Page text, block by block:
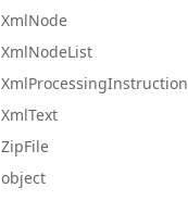
XmlNode
XmlNodeList
XmlProcessingInstruction
XmlText
ZipFile
object